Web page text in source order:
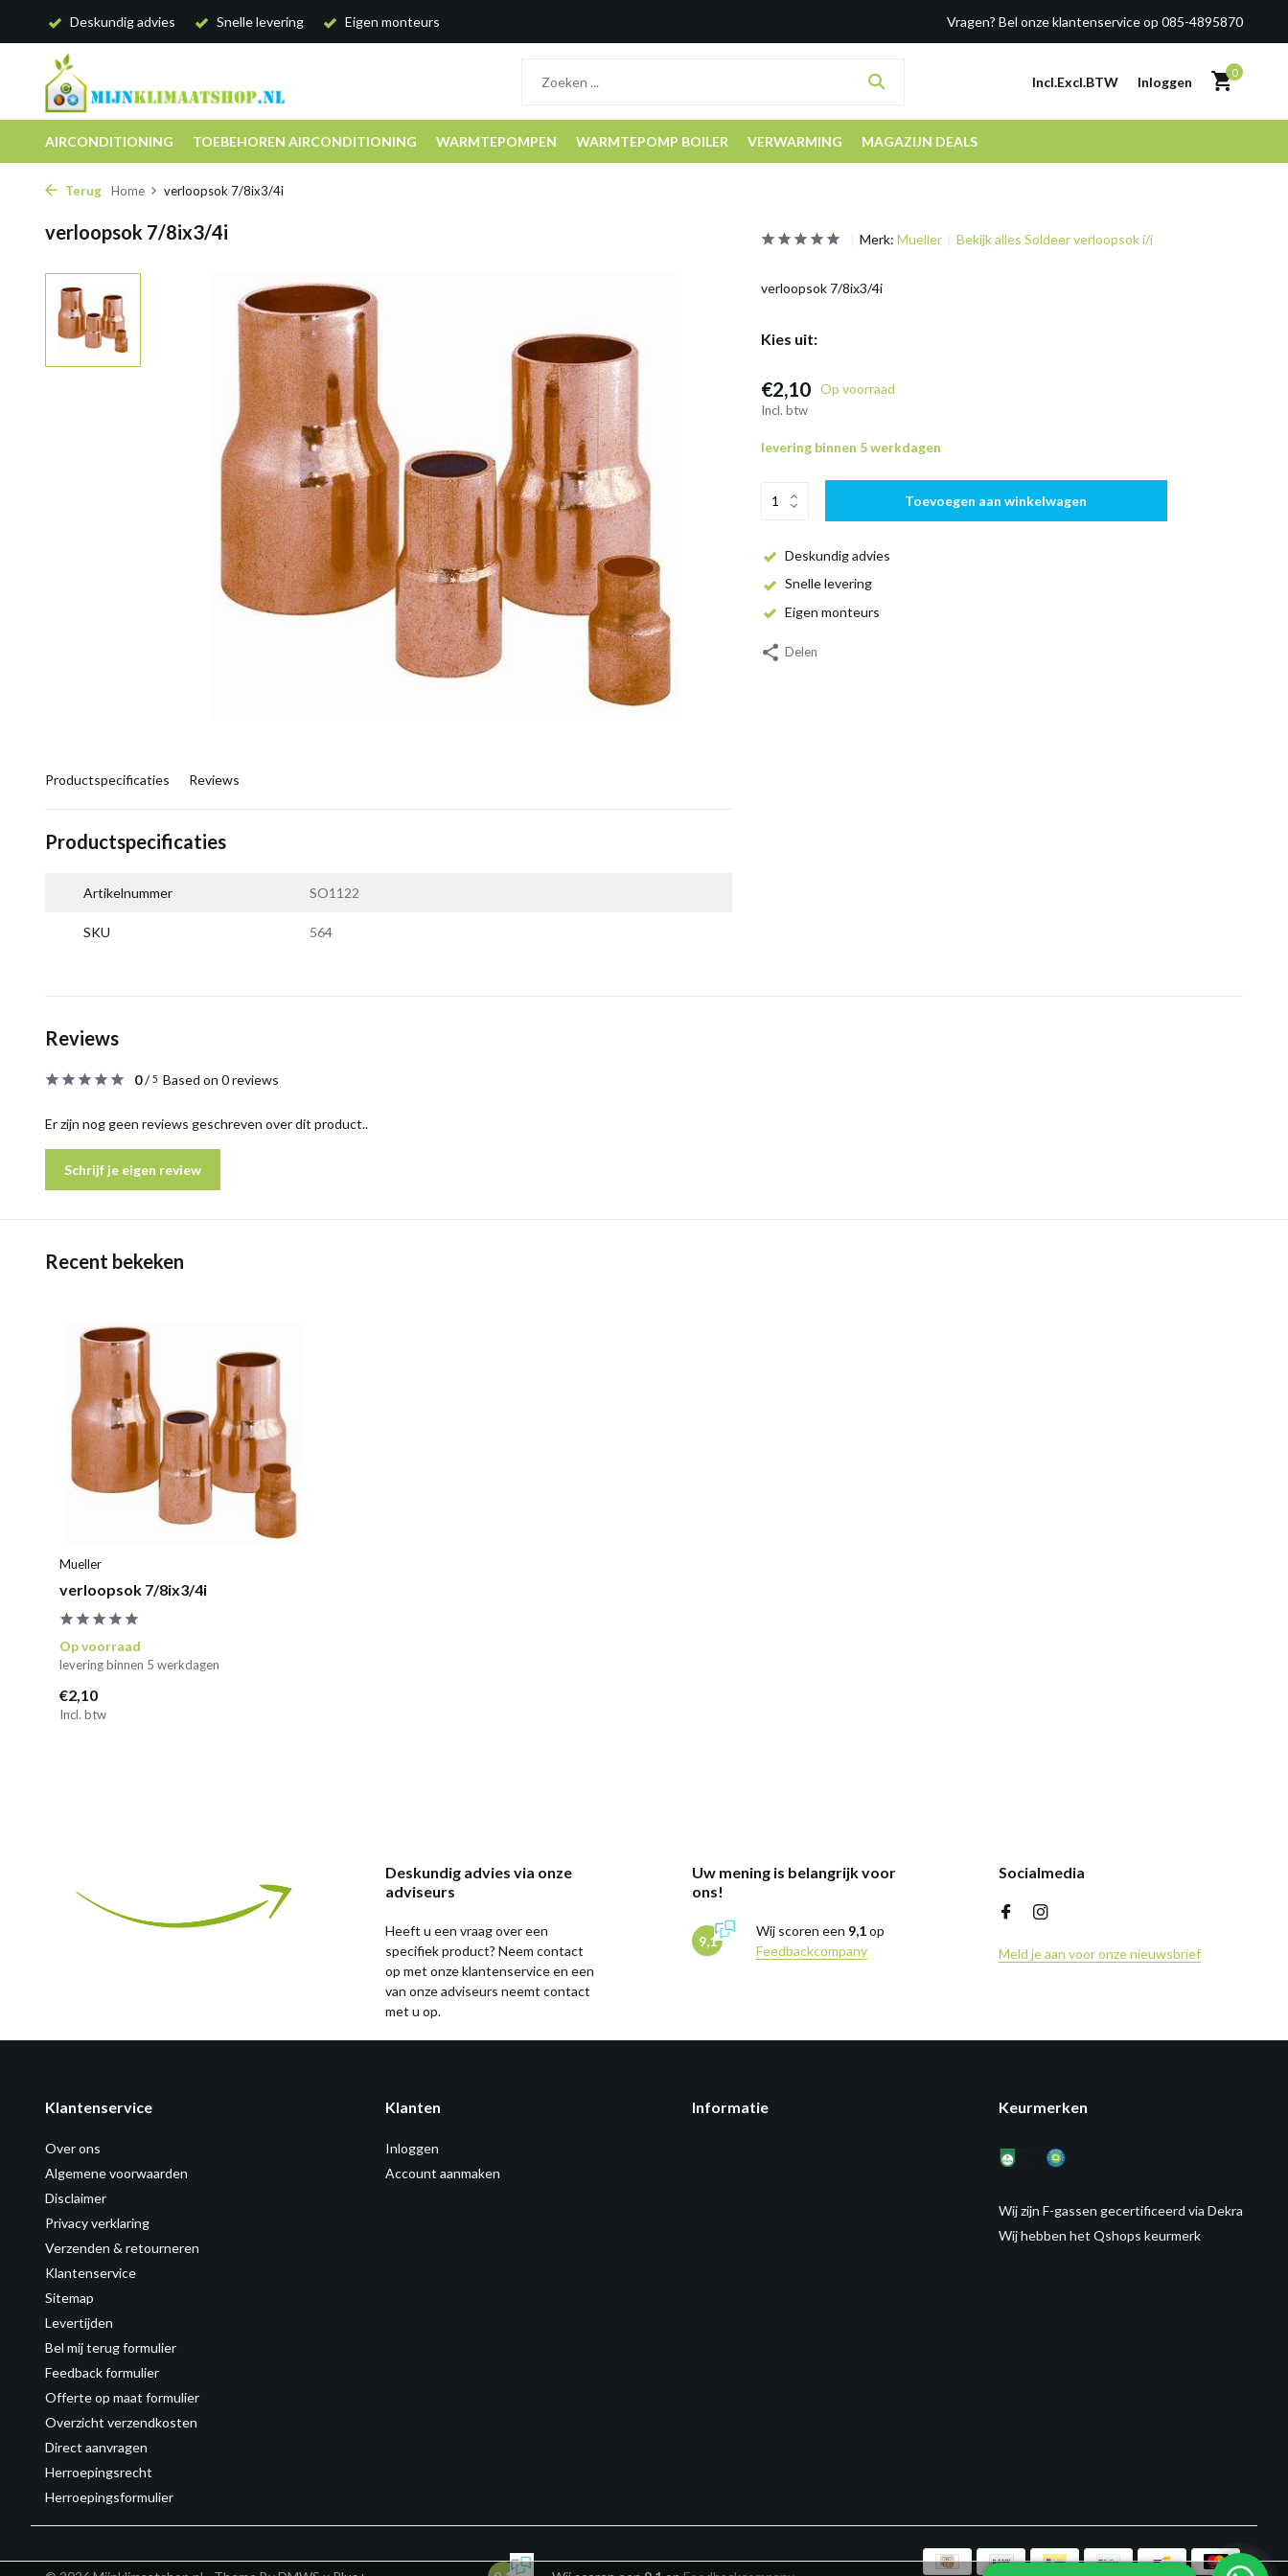
Deskundig advies Snelle levering Eigen monteurs Vragen? Bel onze klantenservice op 085-4895870
Incl.Excl.BTW Inloggen
0
AIRCONDITIONING TOEBEHOREN AIRCONDITIONING WARMTEPOMPEN WARMTEPOMP BOILER VERWARMING MAGAZIJN DEALS
Terug Home verloopsok 7/8ix3/4i
verloopsok 7/8ix3/4i
Productspecificaties Reviews
Productspecificaties
Artikelnummer SO1122
SKU 564
Merk: Mueller Bekijk alles Soldeer verloopsok i/i
verloopsok 7/8ix3/4i
Kies uit:
€2,10 Op voorraad
Incl. btw
levering binnen 5 werkdagen
Toevoegen aan winkelwagen
Deskundig advies
Snelle levering
Eigen monteurs
Delen
Reviews
0/5 Based on 0 reviews
Er zijn nog geen reviews geschreven over dit product..
Schrijf je eigen review
Recent bekeken
Mueller
verloopsok 7/8ix3/4i
Op voorraad
levering binnen 5 werkdagen
€2,10
Incl. btw
Deskundig advies via onze
adviseurs
Heeft u een vraag over een
specifiek product? Neem contact
op met onze klantenservice en een
van onze adviseurs neemt contact
met u op.
Uw mening is belangrijk voor
ons!
9,1
Wij scoren een 9,1op
Feedbackcompany
Socialmedia
Meld je aan voor onze nieuwsbrief
Klantenservice
Over ons
Algemene voorwaarden
Disclaimer
Privacy verklaring
Verzenden & retourneren
Klantenservice
Sitemap
Levertijden
Bel mij terug formulier
Feedback formulier
Offerte op maat formulier
Overzicht verzendkosten
Direct aanvragen
Herroepingsrecht
Herroepingsformulier
Klanten
Inloggen
Account aanmaken
Informatie Keurmerken
Wij zijn F-gassen gecertificeerd via Dekra
Wij hebben het Qshops keurmerk